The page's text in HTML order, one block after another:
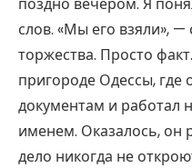
слов. «Мы его взяли», —
торжества. Просто
пригороде Одессы,
документам и работал
именем. Оказалось, он
дело никогда не